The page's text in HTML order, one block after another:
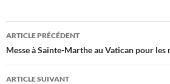
Navigation
des
articles
ARTICLE PRÉCÉDENT
Messe à Sainte-Marthe au Vatican pour les
ARTICLE SUIVANT